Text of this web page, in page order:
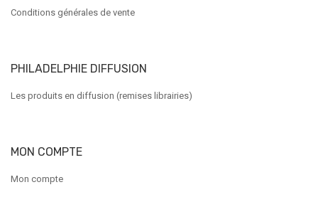
Conditions générales de vente
PHILADELPHIE DIFFUSION
Les produits en diffusion (remises librairies)
MON COMPTE
Mon compte